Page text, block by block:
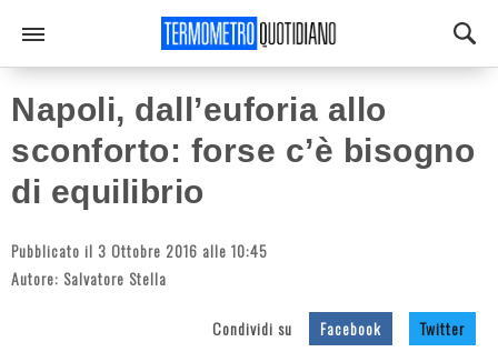
Napoli, dall’euforia allo
sconforto: forse c’è bisogno
di equilibrio
Pubblicato il 3 Ottobre 2016 alle 10:45
Autore: Salvatore Stella
Condividi su Facebook Twitter